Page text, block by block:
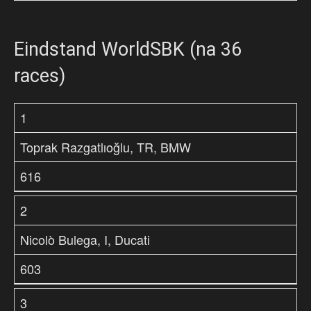
Eindstand WorldSBK (na 36
races)
1
Toprak Razgatlıoğlu, TR, BMW
616
2
Nicolò Bulega, I, Ducati
603
3